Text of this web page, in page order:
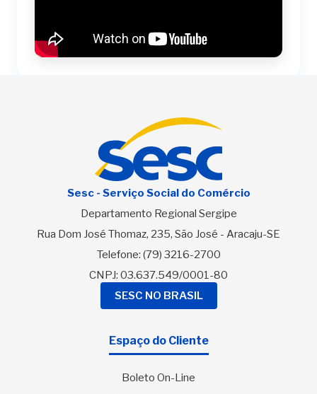
Sesc - Serviço Social do Comércio
Departamento Regional Sergipe
Rua Dom José Thomaz, 235, São José - Aracaju-SE
Telefone: (79) 3216-2700
CNPJ: 03.637.549/0001-80
SESC NO BRASIL
Espaço do Cliente
Boleto On-Line